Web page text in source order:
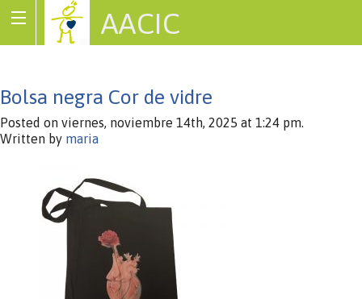
AACIC
Bolsa negra Cor de vidre
Posted on viernes, noviembre 14th, 2025 at 1:24 pm.
Written by maria